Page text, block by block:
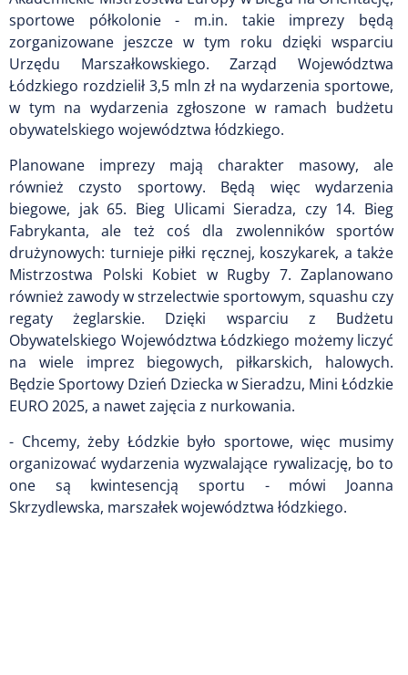
sportowe półkolonie - m.in. takie imprezy będą
zorganizowane jeszcze w tym roku dzięki wsparciu
Urzędu Marszałkowskiego. Zarząd Województwa
Łódzkiego rozdzielił 3,5 mln zł na wydarzenia sportowe,
w tym na wydarzenia zgłoszone w ramach budżetu
obywatelskiego województwa łódzkiego.
Planowane imprezy mają charakter masowy, ale
również czysto sportowy. Będą więc wydarzenia
biegowe, jak 65. Bieg Ulicami Sieradza, czy 14. Bieg
Fabrykanta, ale też coś dla zwolenników sportów
drużynowych: turnieje piłki ręcznej, koszykarek, a także
Mistrzostwa Polski Kobiet w Rugby 7. Zaplanowano
również zawody w strzelectwie sportowym, squashu czy
regaty żeglarskie. Dzięki wsparciu z Budżetu
Obywatelskiego Województwa Łódzkiego możemy liczyć
na wiele imprez biegowych, piłkarskich, halowych.
Będzie Sportowy Dzień Dziecka w Sieradzu, Mini Łódzkie
EURO 2025, a nawet zajęcia z nurkowania.
- Chcemy, żeby Łódzkie było sportowe, więc musimy
organizować wydarzenia wyzwalające rywalizację, bo to
one są kwintesencją sportu - mówi Joanna
Skrzydlewska, marszałek województwa łódzkiego.